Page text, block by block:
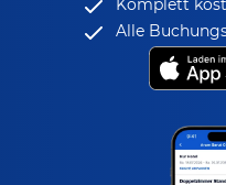
Komplett
Alle